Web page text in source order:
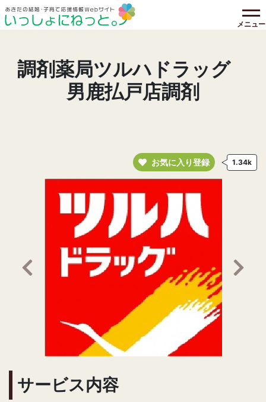
メニュー
調剤薬局ツルハドラッグ
男鹿払戸店調剤
お気に入り登録 1.34k
前の画像へ 次の
サービス内容